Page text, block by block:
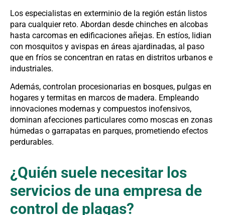
Los especialistas en exterminio de la región están listos
para cualquier reto. Abordan desde chinches en alcobas
hasta carcomas en edificaciones añejas. En estíos, lidian
con mosquitos y avispas en áreas ajardinadas, al paso
que en fríos se concentran en ratas en distritos urbanos e
industriales.
Además, controlan procesionarias en bosques, pulgas en
hogares y termitas en marcos de madera. Empleando
innovaciones modernas y compuestos inofensivos,
dominan afecciones particulares como moscas en zonas
húmedas o garrapatas en parques, prometiendo efectos
perdurables.
¿Quién suele necesitar los
servicios de una empresa de
control de plagas?